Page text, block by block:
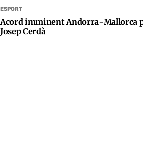
ESPORT
Acord imminent Andorra-Mallorca
Josep Cerdà